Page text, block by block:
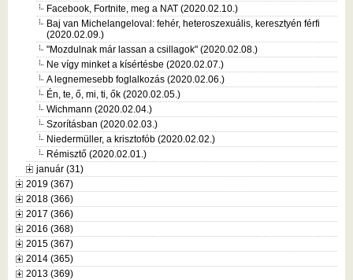
Facebook, Fortnite, meg a NAT (2020.02.10.)
Baj van Michelangeloval: fehér, heteroszexuális, keresztyén férfi
(2020.02.09.)
"Mozdulnak már lassan a csillagok" (2020.02.08.)
Ne vígy minket a kísértésbe (2020.02.07.)
A legnemesebb foglalkozás (2020.02.06.)
Én, te, ő, mi, ti, ők (2020.02.05.)
Wichmann (2020.02.04.)
Szorításban (2020.02.03.)
Niedermüller, a krisztofób (2020.02.02.)
Rémisztő (2020.02.01.)
január (31)
2019 (367)
2018 (366)
2017 (366)
2016 (368)
2015 (367)
2014 (365)
2013 (369)